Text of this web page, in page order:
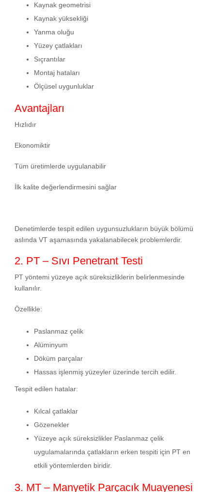
Kaynak geometrisi
Kaynak yüksekliği
Yanma oluğu
Yüzey çatlakları
Sıçrantılar
Montaj hataları
Ölçüsel uygunluklar
Avantajları
Hızlıdır
Ekonomiktir
Tüm üretimlerde uygulanabilir
İlk kalite değerlendirmesini sağlar
Denetimlerde tespit edilen uygunsuzlukların büyük bölümü
aslında VT aşamasında yakalanabilecek problemlerdir.
2. PT – Sıvı Penetrant Testi
PT yöntemi yüzeye açık süreksizliklerin belirlenmesinde
kullanılır.
Özellikle:
Paslanmaz çelik
Alüminyum
Döküm parçalar
Hassas işlenmiş yüzeyler üzerinde tercih edilir.
Tespit edilen hatalar:
Kılcal çatlaklar
Gözenekler
Yüzeye açık süreksizlikler Paslanmaz çelik
uygulamalarında çatlakların erken tespiti için PT en
etkili yöntemlerden biridir.
3. MT – Manyetik Parçacık Muayenesi